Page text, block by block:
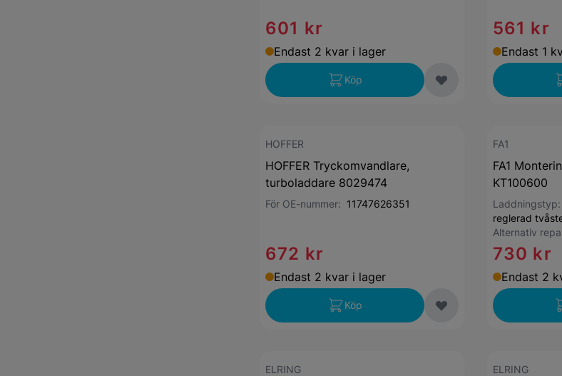
601 kr
Endast 2 kvar i lager
Köp
561 kr
Endast 1
HOFFER
HOFFER Tryckomvandlare,
turboladdare 8029474
För OE-nummer: 11747626351
672 kr
Endast 2 kvar i lager
Köp
FA1
FA1
KT100600
Laddningstyp:
reglerad
Alternativ
730 kr
Endast 2
ELRING ELRING